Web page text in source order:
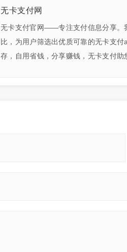
无卡支付网
无卡支付官网——专注支付信息分享。
比，为用户筛选出优质可靠的无卡支
存，自用省钱，分享赚钱，无卡支付